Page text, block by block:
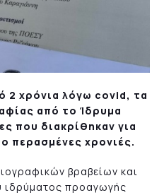
2 χρόνια λόγω covid, τα
από το Ίδρυμα
που διακρίθηκαν για
περασμένες χρονιές.
βραβείων και
ιδρύματος προαγωγής